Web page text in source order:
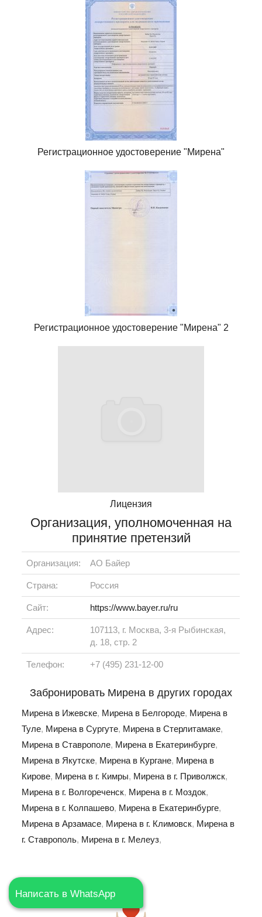
Регистрационное удостоверение "Мирена"
Регистрационное удостоверение "Мирена" 2
Лицензия
Организация, уполномоченная на
принятие претензий
Организация: АО Байер
Страна: Россия
Сайт: https://www.bayer.ru/ru
Адрес:
107113, г. Москва, 3-я Рыбинская,
д. 18, стр. 2
Телефон: +7 (495) 231-12-00
Забронировать Мирена в других городах
Мирена в Ижевске, Мирена в Белгороде, Мирена в
Туле, Мирена в Сургуте, Мирена в Стерлитамаке,
Мирена в Ставрополе, Мирена в Екатеринбурге,
Мирена в Якутске, Мирена в Кургане, Мирена в
Кирове, Мирена в г. Кимры, Мирена в г. Приволжск,
Мирена в г. Волгореченск, Мирена в г. Моздок,
Мирена в г. Колпашево, Мирена в Екатеринбурге,
Мирена в Арзамасе, Мирена в г. Климовск, Мирена в
г. Ставрополь, Мирена в г. Мелеуз,
Написать в WhatsApp